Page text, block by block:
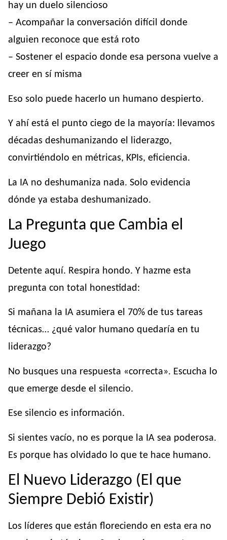
hay un duelo silencioso
– Acompañar la conversación difícil donde
alguien reconoce que está roto
– Sostener el espacio donde esa persona vuelve a
creer en sí misma
Eso solo puede hacerlo un humano despierto.
Y ahí está el punto ciego de la mayoría: llevamos
décadas deshumanizando el liderazgo,
convirtiéndolo en métricas, KPIs, eficiencia.
La IA no deshumaniza nada. Solo evidencia
dónde ya estaba deshumanizado.
La Pregunta que Cambia el
Juego
Detente aquí. Respira hondo. Y hazme esta
pregunta con total honestidad:
Si mañana la IA asumiera el 70% de tus tareas
técnicas… ¿qué valor humano quedaría en tu
liderazgo?
No busques una respuesta «correcta». Escucha lo
que emerge desde el silencio.
Ese silencio es información.
Si sientes vacío, no es porque la IA sea poderosa.
Es porque has olvidado lo que te hace humano.
El Nuevo Liderazgo (El que
Siempre Debió Existir)
Los líderes que están floreciendo en esta era no